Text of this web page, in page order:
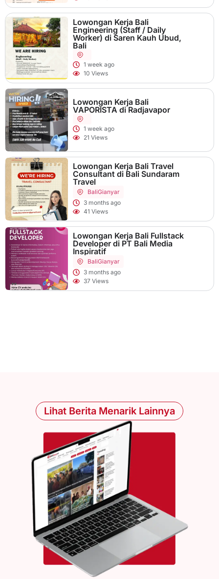
Lowongan Kerja Bali
Engineering (Staff / Daily
Worker) di Saren Kauh Ubud,
Bali
1 week ago
10 Views
Lowongan Kerja Bali
VAPORISTA di Radjavapor
1 week ago
21 Views
Lowongan Kerja Bali Travel
Consultant di Bali Sundaram
Travel
BaliGianyar
3 months ago
41 Views
Lowongan Kerja Bali Fullstack
Developer di PT Bali Media
Inspiratif
BaliGianyar
3 months ago
37 Views
Lihat Berita Menarik Lainnya